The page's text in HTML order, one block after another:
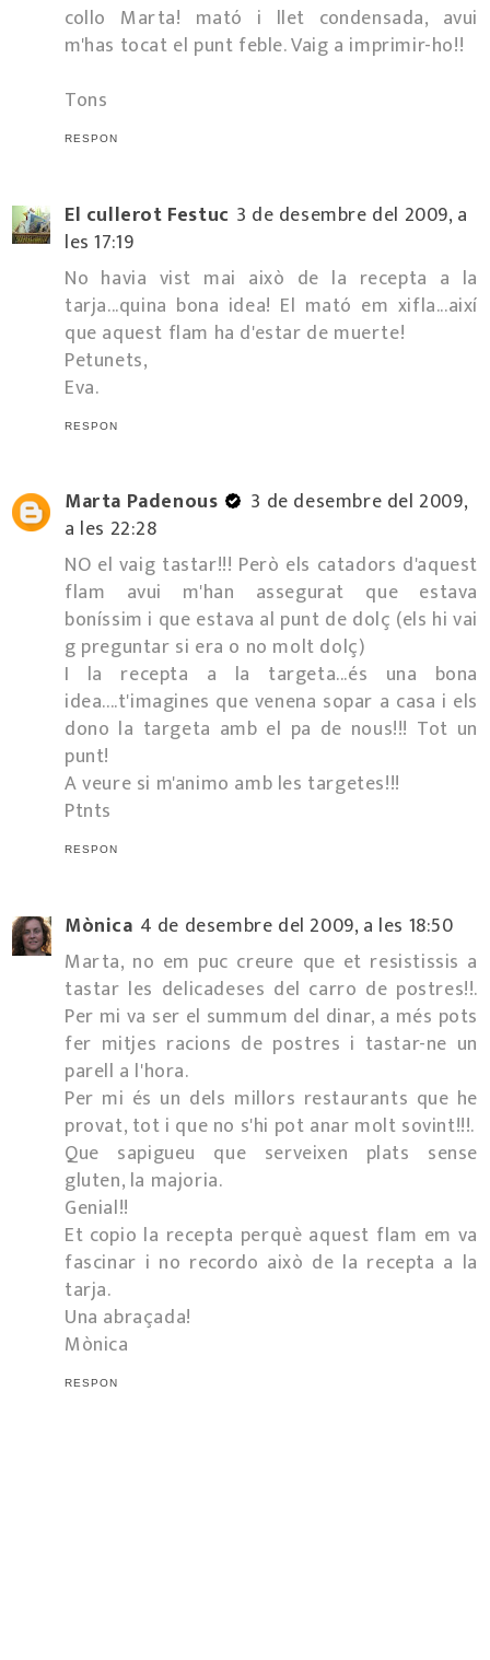
collo Marta! mató i llet condensada, avui
m'has tocat el punt feble. Vaig a imprimir-ho!!
Tons
RESPON
El cullerot Festuc 3 de desembre del 2009, a
les 17:19
No havia vist mai això de la recepta a la
tarja...quina bona idea! El mató em xifla...així
que aquest flam ha d'estar de muerte!
Petunets,
Eva.
RESPON
Marta Padenous
3 de desembre del 2009,
a les 22:28
NO el vaig tastar!!! Però els catadors d'aquest
flam avui m'han assegurat que estava
boníssim i que estava al punt de dolç (els hi vai
g preguntar si era o no molt dolç)
I la recepta a la targeta...és una bona
idea....t'imagines que venena sopar a casa i els
dono la targeta amb el pa de nous!!! Tot un
punt!
A veure si m'animo amb les targetes!!!
Ptnts
RESPON
Mònica 4 de desembre del 2009, a les 18:50
Marta, no em puc creure que et resistissis a
tastar les delicadeses del carro de postres!!.
Per mi va ser el summum del dinar, a més pots
fer mitjes racions de postres i tastar-ne un
parell a l'hora.
Per mi és un dels millors restaurants que he
provat, tot i que no s'hi pot anar molt sovint!!!.
Que sapigueu que serveixen plats sense
gluten, la majoria.
Genial!!
Et copio la recepta perquè aquest flam em va
fascinar i no recordo això de la recepta a la
tarja.
Una abraçada!
Mònica
RESPON